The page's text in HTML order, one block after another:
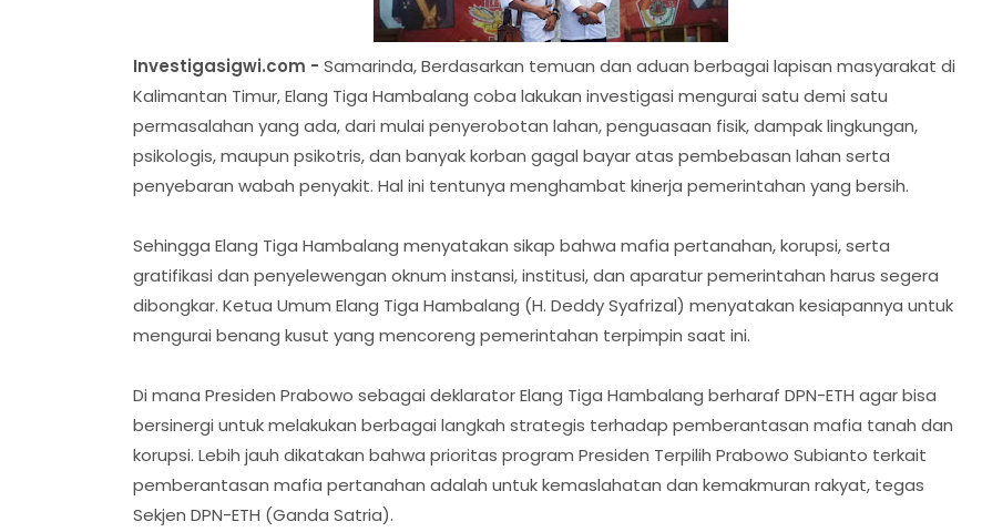
Investigasigwi.com - Samarinda, Berdasarkan temuan dan aduan berbagai lapisan masyarakat di
Kalimantan Timur, Elang Tiga Hambalang coba lakukan investigasi mengurai satu demi satu
permasalahan yang ada, dari mulai penyerobotan lahan, penguasaan fisik, dampak lingkungan,
psikologis, maupun psikotris, dan banyak korban gagal bayar atas pembebasan lahan serta
penyebaran wabah penyakit. Hal ini tentunya menghambat kinerja pemerintahan yang bersih.
Sehingga Elang Tiga Hambalang menyatakan sikap bahwa mafia pertanahan, korupsi, serta
gratifikasi dan penyelewengan oknum instansi, institusi, dan aparatur pemerintahan harus segera
dibongkar. Ketua Umum Elang Tiga Hambalang (H. Deddy Syafrizal) menyatakan kesiapannya untuk
mengurai benang kusut yang mencoreng pemerintahan terpimpin saat ini.
Di mana Presiden Prabowo sebagai deklarator Elang Tiga Hambalang berharaf DPN-ETH agar bisa
bersinergi untuk melakukan berbagai langkah strategis terhadap pemberantasan mafia tanah dan
korupsi. Lebih jauh dikatakan bahwa prioritas program Presiden Terpilih Prabowo Subianto terkait
pemberantasan mafia pertanahan adalah untuk kemaslahatan dan kemakmuran rakyat, tegas
Sekjen DPN-ETH (Ganda Satria).